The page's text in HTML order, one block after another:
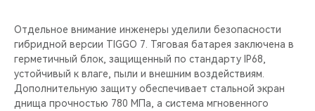
Отдельное внимание инженеры уделили безопасности
гибридной версии TIGGO 7. Тяговая батарея заключена в
герметичный блок, защищенный по стандарту IP68,
устойчивый к влаге, пыли и внешним воздействиям.
Дополнительную защиту обеспечивает стальной экран
днища прочностью 780 МПа, а система мгновенного